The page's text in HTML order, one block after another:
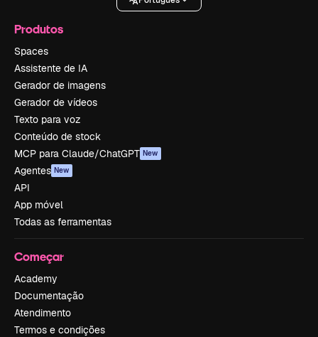
Produtos
Spaces
Assistente de IA
Gerador de imagens
Gerador de vídeos
Texto para voz
Conteúdo de stock
MCP para Claude/ChatGPT New
Agentes New
API
App móvel
Todas as ferramentas
Começar
Academy
Documentação
Atendimento
Termos e condições